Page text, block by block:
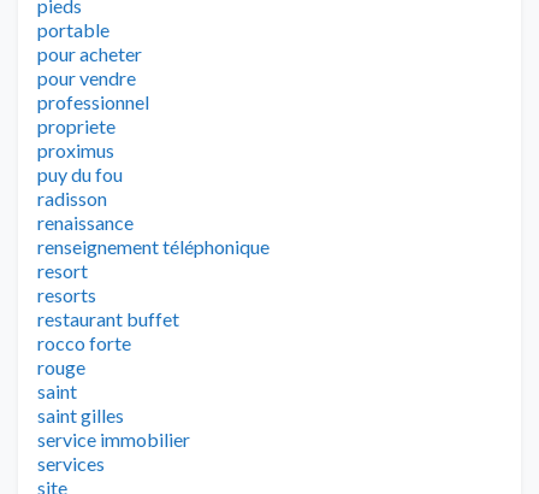
pieds
portable
pour acheter
pour vendre
professionnel
propriete
proximus
puy du fou
radisson
renaissance
renseignement téléphonique
resort
resorts
restaurant buffet
rocco forte
rouge
saint
saint gilles
service immobilier
services
site